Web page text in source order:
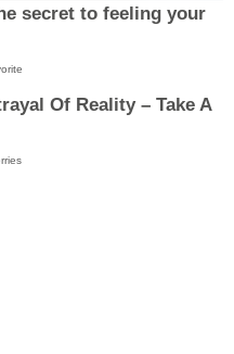
secret to feeling your
Of Reality – Take A